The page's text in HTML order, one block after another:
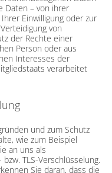
Daten – von ihrer
Einwilligung oder zur
von
der Rechte einer
Person oder aus
Interesses der
verarbeitet
und zum Schutz
wie zum Beispiel
an uns als
TLS-Verschlüsselung.
Sie daran, dass die